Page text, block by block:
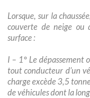
Lorsque, sur la
couverte de neige ou
surface :
I – 1° Le dépassement
tout conducteur d’un
charge excède 3,5
de véhicules dont la